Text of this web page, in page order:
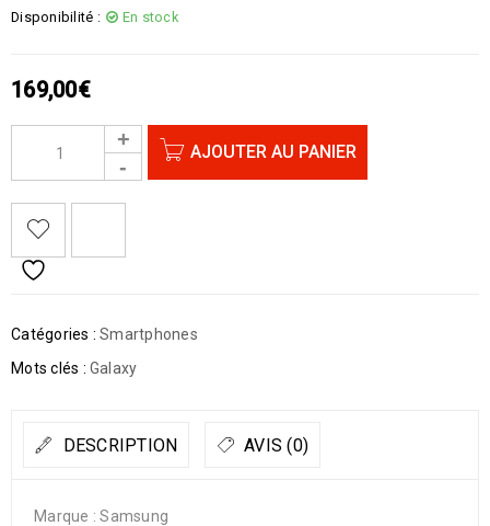
Disponibilité : En stock
169,00€
AJOUTER AU PANIER
Catégories : Smartphones
Mots clés : Galaxy
DESCRIPTION AVIS (0)
Marque : Samsung